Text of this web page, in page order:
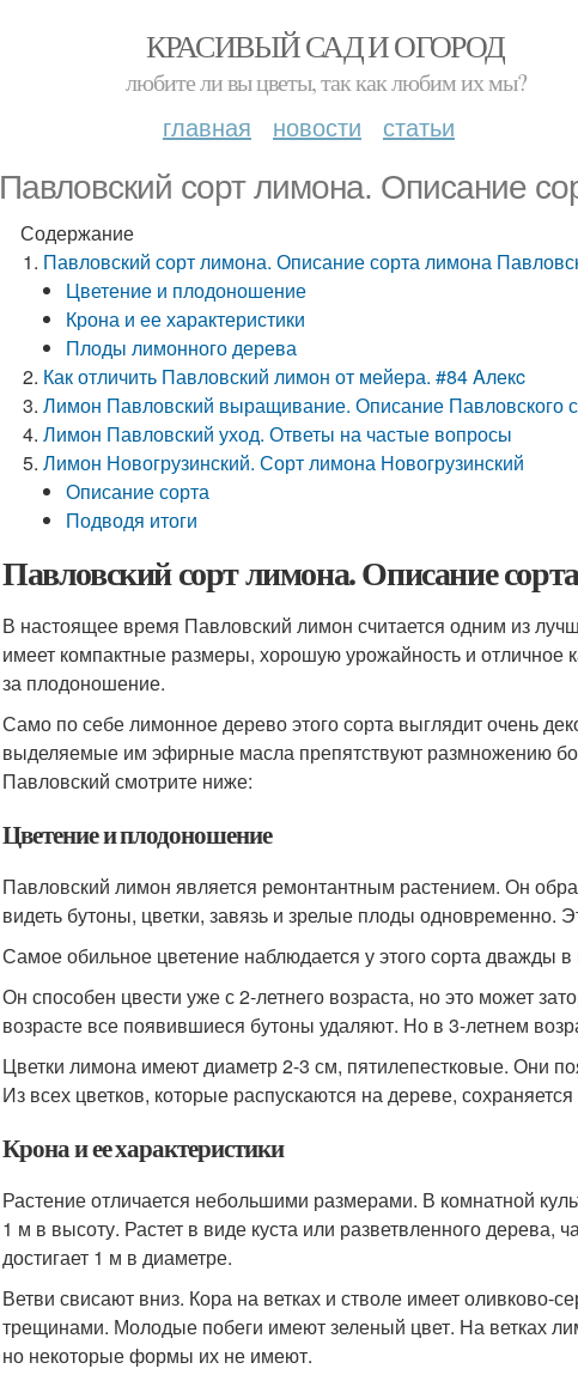
КРАСИВЫЙ САД И ОГОРОД
любите ли вы цветы, так как любим их мы?
главная новости статьи
Павловский сорт лимона. Описание
Содержание
Павловский сорт лимона. Описание сорта лимона
Цветение и плодоношение
Крона и ее характеристики
Плоды лимонного дерева
Как отличить Павловский лимон от мейера. #84 Aлекc
Лимон Павловский выращивание. Описание Павловского
Лимон Павловский уход. Ответы на частые вопросы
Лимон Новогрузинский. Сорт лимона Новогрузинский
Описание сорта
Подводя итоги
Павловский сорт лимона. Описание
В настоящее время Павловский лимон считается одним из
имеет компактные размеры, хорошую урожайность и отличное
за плодоношение.
Само по себе лимонное дерево этого сорта выглядит очень
выделяемые им эфирные масла препятствуют размножению
Павловский смотрите ниже:
Цветение и плодоношение
Павловский лимон является ремонтантным растением. Он
видеть бутоны, цветки, завязь и зрелые плоды одновременно.
Самое обильное цветение наблюдается у этого сорта дважды
Он способен цвести уже с 2-летнего возраста, но это может
возрасте все появившиеся бутоны удаляют. Но в 3-летнем
Цветки лимона имеют диаметр 2-3 см, пятилепестковые. Они
Из всех цветков, которые распускаются на дереве,
Крона и ее характеристики
Растение отличается небольшими размерами. В комнатной
1 м в высоту. Растет в виде куста или разветвленного дерева,
достигает 1 м в диаметре.
Ветви свисают вниз. Кора на ветках и стволе имеет
трещинами. Молодые побеги имеют зеленый цвет. На ветках
но некоторые формы их не имеют.